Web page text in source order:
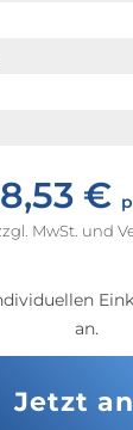
€
MwSt. und
an.
Jetzt